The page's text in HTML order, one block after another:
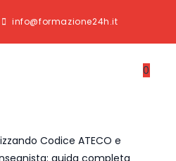
info@formazione24h.it
0